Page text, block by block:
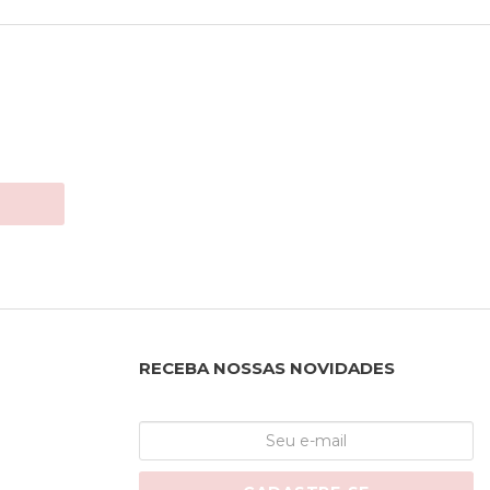
RECEBA NOSSAS NOVIDADES